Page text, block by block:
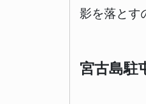
影を落とす
宮古島駐